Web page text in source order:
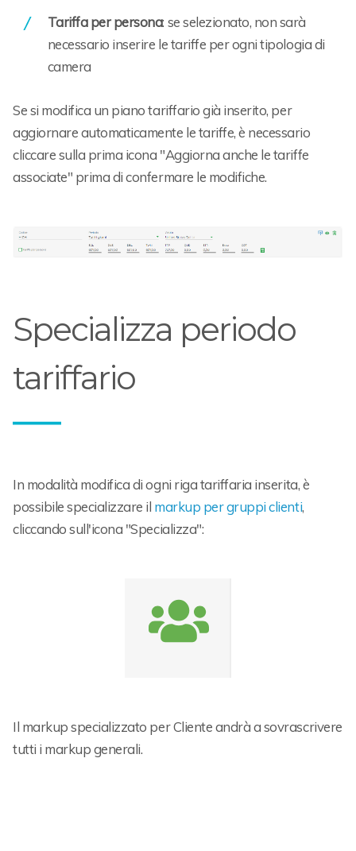
Tariffa per persona: se selezionato, non sarà
necessario inserire le tariffe per ogni tipologia di
camera
Se si modifica un piano tariffario già inserito, per
aggiornare automaticamente le tariffe, è necessario
cliccare sulla prima icona "Aggiorna anche le tariffe
associate" prima di confermare le modifiche.
Specializza periodo
tariffario
In modalità modifica di ogni riga tariffaria inserita, è
possibile specializzare il markup per gruppi clienti,
cliccando sull'icona "Specializza":
Il markup specializzato per Cliente andrà a sovrascrivere
tutti i markup generali.